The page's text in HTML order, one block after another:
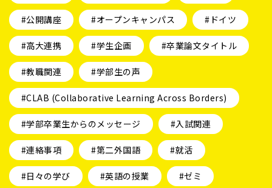
#公開講座 #オープンキャンパス #ドイツ
#高大連携 #学生企画 #卒業論文タイトル
#教職関連 #学部生の声
#CLAB (Collaborative Learning Across Borders)
#学部卒業生からのメッセージ #入試関連
#連絡事項 #第二外国語 #就活
#日々の学び #英語の授業 #ゼミ